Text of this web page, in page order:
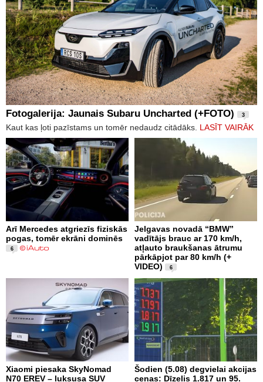
Fotogalerija: Jaunais Subaru Uncharted (+FOTO) 3
Kaut kas ļoti pazīstams un tomēr nedaudz citādāks. LASĪT VAIRĀK
Arī Mercedes atgriezīs fiziskās
pogas, tomēr ekrāni dominēs
6
Jelgavas novadā “BMW”
vadītājs brauc ar 170 km/h,
atļauto braukšanas ātrumu
pārkāpjot par 80 km/h (+
VIDEO)
6
Xiaomi piesaka SkyNomad
N70 EREV – luksusa SUV
Šodien (5.08) degvielai akcijas
cenas: Dīzelis 1.817 un 95.